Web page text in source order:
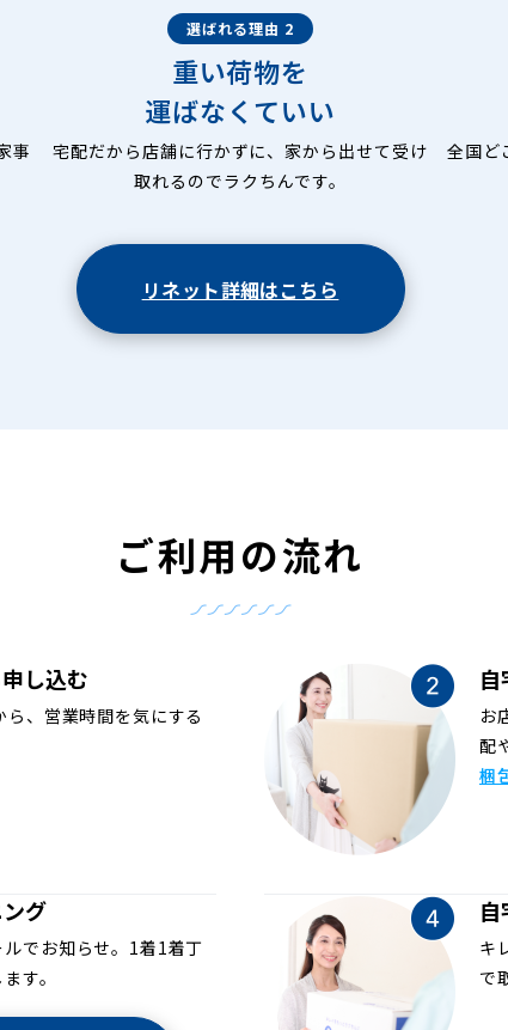
事
選ばれる理由 2
重い荷物を
運ばなくていい
宅配だから店舗に行かずに、家から出せて受け
取れるのでラクちんです。
全国ど
リネット詳細はこちら
ご利用の流れ
し込む
、営業時間を気にする
お
配
梱
グ
でお知らせ。1着1着丁
す。
キ
で